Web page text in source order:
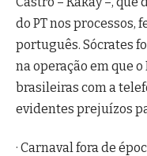
do PT nos processos,
português. Sócrates
na operação em que
brasileiras com a
evidentes prejuízos
· Carnaval fora de